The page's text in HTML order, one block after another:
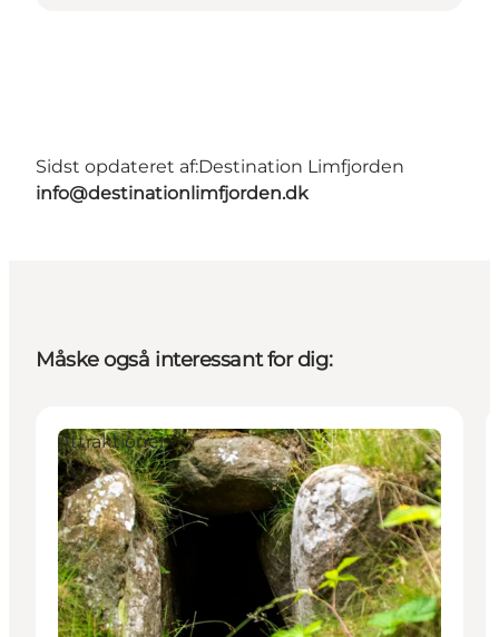
Sidst opdateret af:Destination Limfjorden
info@destinationlimfjorden.dk
Måske også interessant for dig:
Attraktioner